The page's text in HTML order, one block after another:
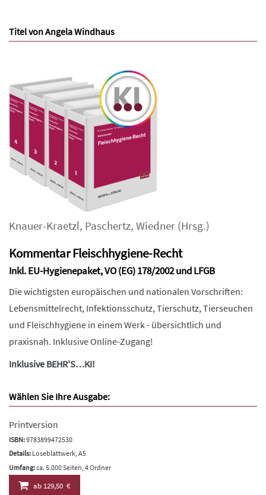
Titel von Angela Windhaus
Knauer-Kraetzl, Paschertz, Wiedner (Hrsg.)
Kommentar Fleischhygiene-Recht
Inkl. EU-Hygienepaket, VO (EG) 178/2002 und LFGB
Die wichtigsten europäischen und nationalen Vorschriften:
Lebensmittelrecht, Infektionsschutz, Tierschutz, Tierseuchen
und Fleischhygiene in einem Werk - übersichtlich und
praxisnah. Inklusive Online-Zugang!
Inklusive BEHR'S…KI!
Wählen Sie Ihre Ausgabe:
Printversion
ISBN:9783899472530
Details: Loseblattwerk, A5
Umfang:ca. 5.000 Seiten, 4 Ordner
ab129,50 €